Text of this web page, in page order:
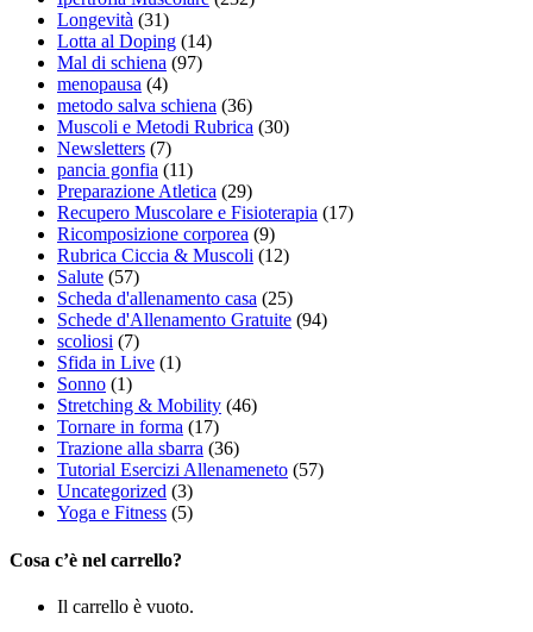
Longevità (31)
Lotta al Doping (14)
Mal di schiena (97)
menopausa (4)
metodo salva schiena (36)
Muscoli e Metodi Rubrica (30)
Newsletters (7)
pancia gonfia (11)
Preparazione Atletica (29)
Recupero Muscolare e Fisioterapia (17)
Ricomposizione corporea (9)
Rubrica Ciccia & Muscoli (12)
Salute (57)
Scheda d'allenamento casa (25)
Schede d'Allenamento Gratuite (94)
scoliosi (7)
Sfida in Live (1)
Sonno (1)
Stretching & Mobility (46)
Tornare in forma (17)
Trazione alla sbarra (36)
Tutorial Esercizi Allenameneto (57)
Uncategorized (3)
Yoga e Fitness (5)
Cosa c’è nel carrello?
Il carrello è vuoto.